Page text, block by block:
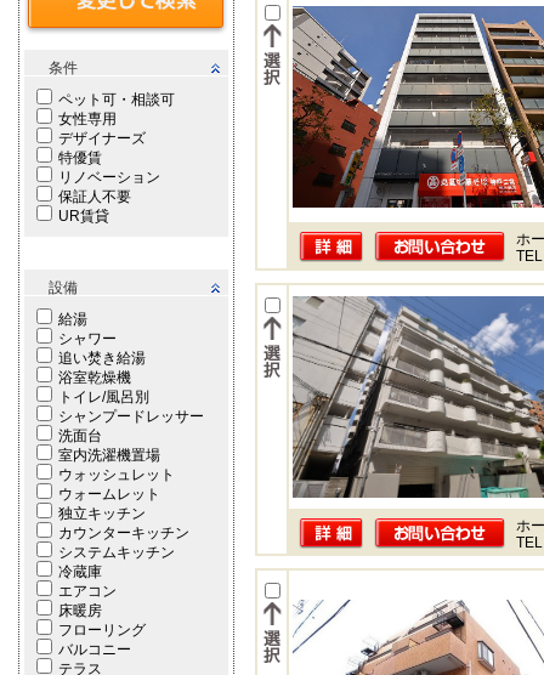
条件
ペット可・相談可
女性専用
デザイナーズ
特優賃
リノベーション
保証人不要
UR賃貸
設備
給湯
シャワー
追い焚き給湯
浴室乾燥機
トイレ/風呂別
シャンプードレッサー
洗面台
室内洗濯機置場
ウォッシュレット
ウォームレット
独立キッチン
カウンターキッチン
システムキッチン
冷蔵庫
エアコン
床暖房
フローリング
バルコニー
テラス
ホ
ホ